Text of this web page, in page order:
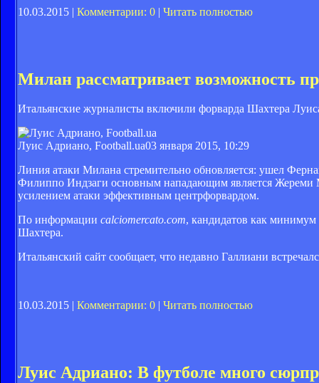
10.03.2015 | Комментарии: 0 | Читать полностью
Милан рассматривает возможность
Итальянские журналисты включили форварда Шахтера
Луис Адриано, Football.ua03 января 2015, 10:29
Линия атаки Милана стремительно обновляется: ушел
Филиппо Индзаги основным нападающим является Жереми
усилением атаки эффективным центрфорвардом.
По информации calciomercato.com, кандидатов как
Шахтера.
Итальянский сайт сообщает, что недавно Галлиани
10.03.2015 | Комментарии: 0 | Читать полностью
Луис Адриано: В футболе много